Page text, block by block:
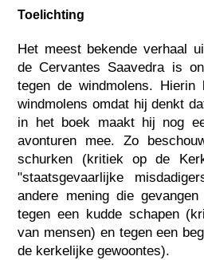
Toelichting
Het meest bekende verhaal
de Cervantes Saavedra is
tegen de windmolens. Hierin
windmolens omdat hij denkt
in het boek maakt hij nog
avonturen mee. Zo
schurken (kritiek op de
"staatsgevaarlijke
andere mening die
tegen een kudde schapen
van mensen) en tegen een
de kerkelijke gewoontes).